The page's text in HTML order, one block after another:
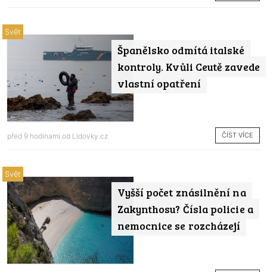
Španělsko odmítá italské
kontroly. Kvůli Ceutě zavede
vlastní opatření
Svět
před 9 hodinami od Lidovky.cz ČÍST VÍCE
Vyšší počet znásilnění na
Zakynthosu? Čísla policie a
nemocnice se rozcházejí
Svět